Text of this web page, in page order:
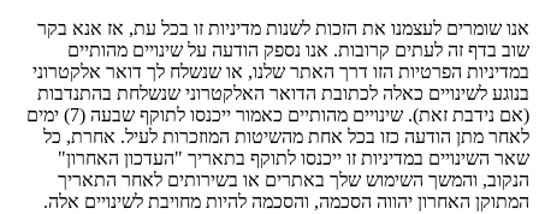
אנו שומרים לעצמנו את הזכות לשנות מדיניות זו בכל עת, אז אנא בקר
שוב בדף זה לעתים קרובות. אנו נספק הודעה על שינויים מהותיים
במדיניות הפרטיות הזו דרך האתר שלנו, או שנשלח לך דואר אלקטרוני
בנוגע לשינויים כאלה לכתובת הדואר האלקטרוני שנשלחת בהתנדבות
(אם נידבת זאת). שינויים מהותיים כאמור ייכנסו לתוקף שבעה (7) ימים
לאחר מתן הודעה כזו בכל אחת מהשיטות המוזכרות לעיל. אחרת, כל
שאר השינויים במדיניות זו ייכנסו לתוקף בתאריך "העדכון האחרון"
הנקוב, והמשך השימוש שלך באתרים או בשירותים לאחר התאריך
המתוקן האחרון יהווה הסכמה, והסכמה להיות מחויבת לשינויים אלה.